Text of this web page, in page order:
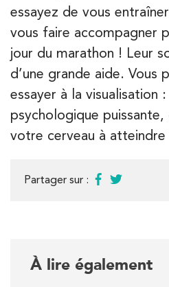
essayez de vous
vous faire accompagner
jour du marathon ! Leur
d’une grande aide. Vous
essayer à la visualisation
psychologique
votre cerveau à
Partager sur :
À lire également